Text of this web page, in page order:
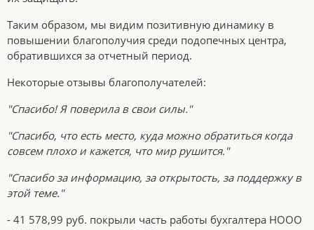
Таким образом, мы видим позитивную динамику в
повышении благополучия среди подопечных центра,
обратившихся за отчетный период.
Некоторые отзывы благополучателей:
"Спасибо! Я поверила в свои силы."
"Спасибо, что есть место, куда можно обратиться когда
совсем плохо и кажется, что мир рушится."
"Спасибо за информацию, за открытость, за поддержку в
этой теме."
- 41 578,99 руб. покрыли часть работы бухгалтера НООО